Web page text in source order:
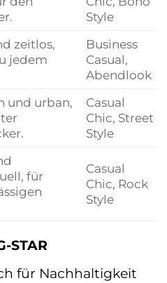
Style
zeitlos,
jedem
Business
Casual,
Abendlook
und urban,
Casual
Chic, Street
Style
für
Casual
Chic, Rock
Style
STAR
für Nachhaltigkeit